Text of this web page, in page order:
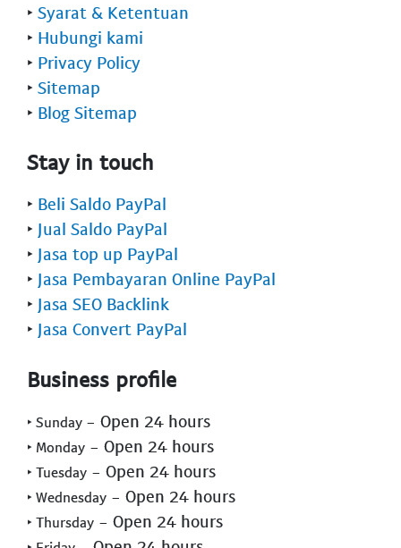
‣ Syarat & Ketentuan
‣ Hubungi kami
‣ Privacy Policy
‣ Sitemap
‣ Blog Sitemap
Stay in touch
‣ Beli Saldo PayPal
‣ Jual Saldo PayPal
‣ Jasa top up PayPal
‣ Jasa Pembayaran Online PayPal
‣ Jasa SEO Backlink
‣ Jasa Convert PayPal
Business profile
‣ Sunday - Open 24 hours
‣ Monday - Open 24 hours
‣ Tuesday - Open 24 hours
‣ Wednesday - Open 24 hours
‣ Thursday - Open 24 hours